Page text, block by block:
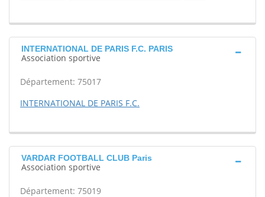
INTERNATIONAL DE PARIS F.C. PARIS
Association sportive
Département: 75017
INTERNATIONAL DE PARIS F.C.
VARDAR FOOTBALL CLUB Paris
Association sportive
Département: 75019